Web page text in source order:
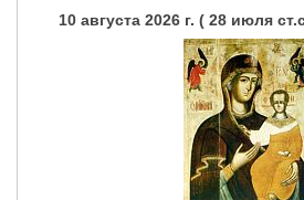
10 августа 2026 г. ( 28 июля